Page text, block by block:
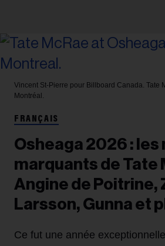
Vincent St-Pierre pour Billboard Canada. Tate
Montréal.
FRANÇAIS
Osheaga 2026 :
marquants de Tate
Angine de Poitrine,
Larsson, Gunna et
Ce fut une année